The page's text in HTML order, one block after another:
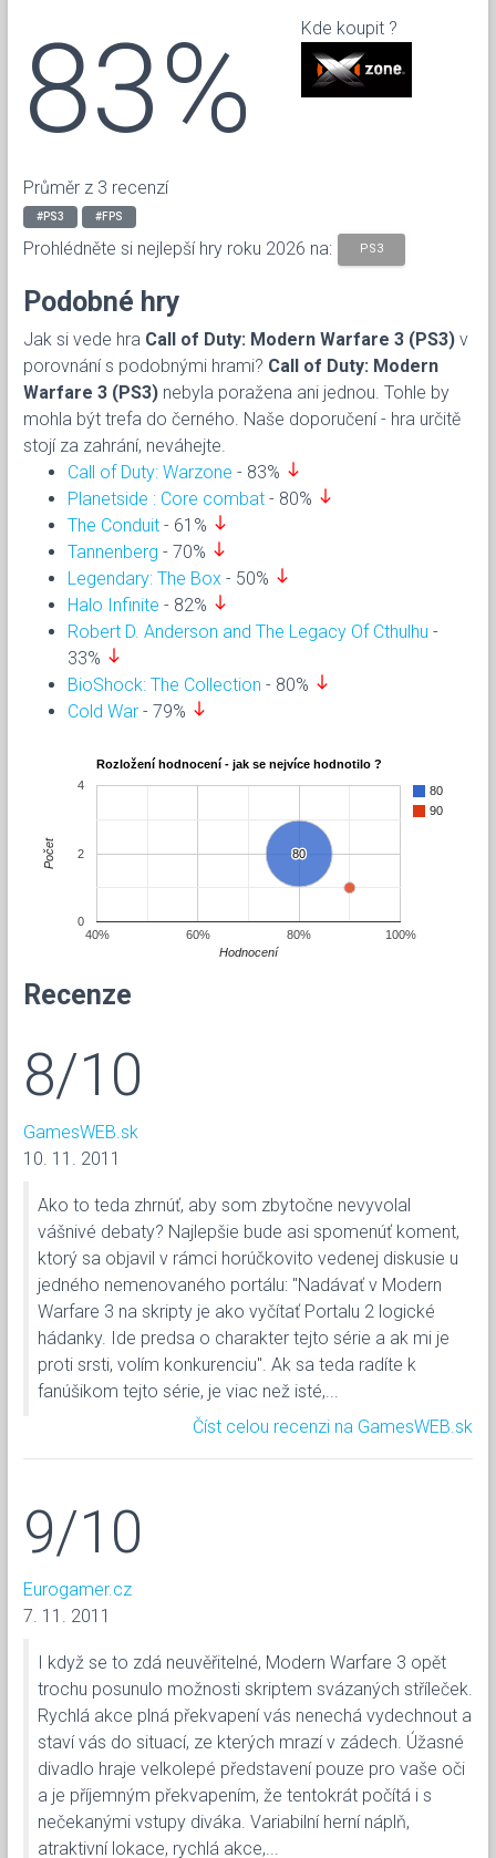
83%
Průměr z 3 recenzí
Kde koupit ?
#PS3 #FPS
Prohlédněte si nejlepší hry roku 2026 na: PS3
Podobné hry
Jak si vede hra Call of Duty: Modern Warfare 3 (PS3) v
porovnání s podobnými hrami? Call of Duty: Modern
Warfare 3 (PS3) nebyla poražena ani jednou. Tohle by
mohla být trefa do černého. Naše doporučení - hra určitě
stojí za zahrání, neváhejte.
Call of Duty: Warzone - 83% south
Planetside : Core combat - 80% south
The Conduit - 61% south
Tannenberg - 70% south
Legendary: The Box - 50% south
Halo Infinite - 82% south
Robert D. Anderson and The Legacy Of Cthulhu -
33% south
BioShock: The Collection - 80% south
Cold War - 79% south
Rozložení hodnocení - jak se nejvíce hodnotilo ?
80
90
80
80
40% 60% 80% 100%
0
2
4
Hodnocení
Počet
Recenze
8/10
GamesWEB.sk
10. 11. 2011
Ako to teda zhrnúť, aby som zbytočne nevyvolal
vášnivé debaty? Najlepšie bude asi spomenúť koment,
ktorý sa objavil v rámci horúčkovito vedenej diskusie u
jedného nemenovaného portálu: "Nadávať v Modern
Warfare 3 na skripty je ako vyčítať Portalu 2 logické
hádanky. Ide predsa o charakter tejto série a ak mi je
proti srsti, volím konkurenciu". Ak sa teda radíte k
fanúšikom tejto série, je viac než isté,...
Číst celou recenzi na GamesWEB.sk
9/10
Eurogamer.cz
7. 11. 2011
I když se to zdá neuvěřitelné, Modern Warfare 3 opět
trochu posunulo možnosti skriptem svázaných stříleček.
Rychlá akce plná překvapení vás nenechá vydechnout a
staví vás do situací, ze kterých mrazí v zádech. Úžasné
divadlo hraje velkolepé představení pouze pro vaše oči
a je příjemným překvapením, že tentokrát počítá i s
nečekanými vstupy diváka. Variabilní herní náplň,
atraktivní lokace, rychlá akce,...